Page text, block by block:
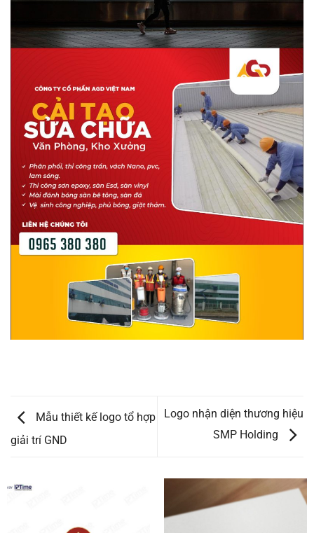
Mẫu thiết kế logo tổ hợp
giải trí GND
Logo nhận diện thương hiệu
SMP Holding